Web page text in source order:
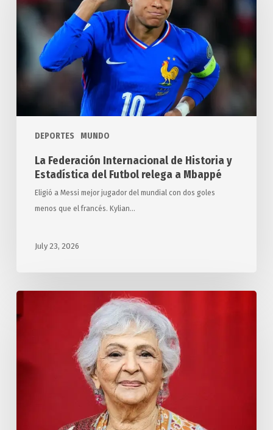
DEPORTES MUNDO
de
Historia
Estadística
Futbol
Mbappé
La Federación Internacional de Historia y
Estadística del Futbol relega a Mbappé
Eligió a Messi mejor jugador del mundial con dos goles
menos que el francés. Kylian…
July 23, 2026
en
Paula